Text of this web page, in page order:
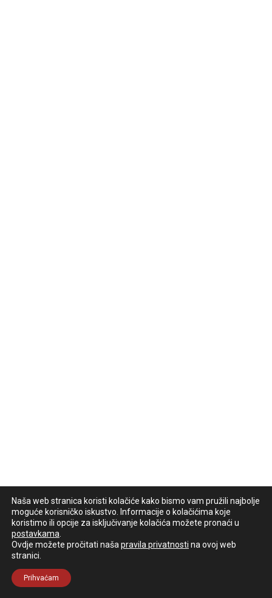
Naša web stranica koristi kolačiće kako bismo vam pružili najbolje
moguće korisničko iskustvo. Informacije o kolačićima koje
koristimo ili opcije za isključivanje kolačića možete pronaći u
postavkama
Ovdje možete pročitati naša pravila privatnosti na ovoj web
stranici.
Prihvaćam